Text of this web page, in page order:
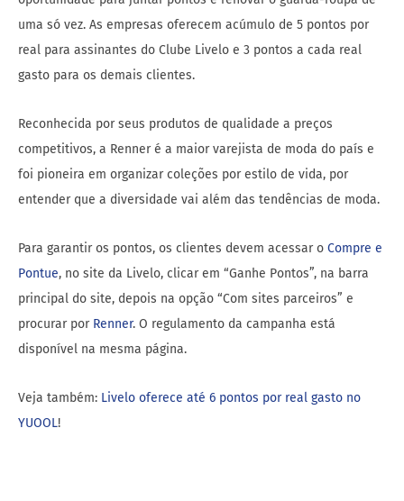
uma só vez. As empresas oferecem acúmulo de 5 pontos por
real para assinantes do Clube Livelo e 3 pontos a cada real
gasto para os demais clientes.
Reconhecida por seus produtos de qualidade a preços
competitivos, a Renner é a maior varejista de moda do país e
foi pioneira em organizar coleções por estilo de vida, por
entender que a diversidade vai além das tendências de moda.
Para garantir os pontos, os clientes devem acessar o Compre e
Pontue, no site da Livelo, clicar em “Ganhe Pontos”, na barra
principal do site, depois na opção “Com sites parceiros” e
procurar por Renner. O regulamento da campanha está
disponível na mesma página.
Veja também: Livelo oferece até 6 pontos por real gasto no
YUOOL!